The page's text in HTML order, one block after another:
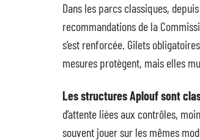
Dans les parcs classiques,
recommandations de la
s’est renforcée. Gilets
mesures protègent, mais elles
Les structures Aplouf sont
d’attente liées aux contrôles,
souvent jouer sur les mêmes